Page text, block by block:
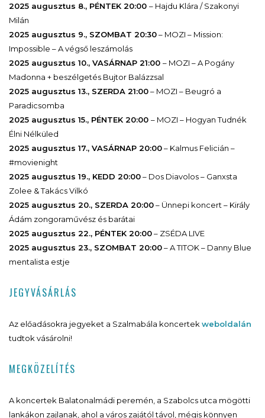
2025 augusztus 8., PÉNTEK 20:00 – Hajdu Klára / Szakonyi
Milán
2025 augusztus 9., SZOMBAT 20:30– MOZI – Mission:
Impossible – A végső leszámolás
2025 augusztus 10., VASÁRNAP 21:00 – MOZI – A Pogány
Madonna + beszélgetés Bujtor Balázzsal
2025 augusztus 13., SZERDA 21:00– MOZI – Beugró a
Paradicsomba
2025 augusztus 15., PÉNTEK 20:00 – MOZI – Hogyan Tudnék
Élni Nélküled
2025 augusztus 17., VASÁRNAP 20:00– Kalmus Felicián –
#movienight
2025 augusztus 19., KEDD 20:00– Dos Diavolos – Ganxsta
Zolee & Takács Vilkó
2025 augusztus 20., SZERDA 20:00– Ünnepi koncert – Király
Ádám zongoraművész és barátai
2025 augusztus 22., PÉNTEK 20:00– ZSÉDA LIVE
2025 augusztus 23., SZOMBAT 20:00– A TITOK – Danny Blue
mentalista estje
JEGYVÁSÁRLÁS
Az előadásokra jegyeket a Szalmabála koncertek weboldalán
tudtok vásárolni!
MEGKÖZELÍTÉS
A koncertek Balatonalmádi peremén, a Szabolcs utca mögötti
lankákon zajlanak, ahol a város zajától távol, mégis könnyen